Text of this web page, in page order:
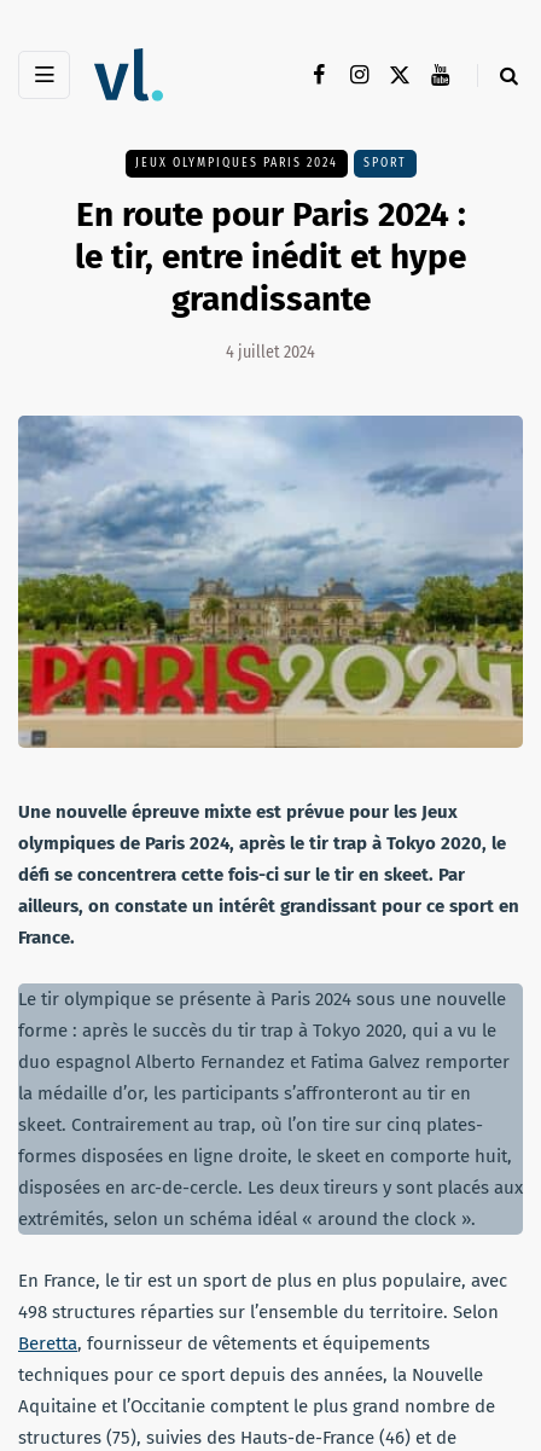
JEUX OLYMPIQUES PARIS 2024 SPORT
En route pour Paris 2024 :
le tir, entre inédit et hype
grandissante
4 juillet 2024
Une nouvelle épreuve mixte est prévue pour les Jeux
olympiques de Paris 2024, après le tir trap à Tokyo 2020, le
défi se concentrera cette fois-ci sur le tir en skeet. Par
ailleurs, on constate un intérêt grandissant pour ce sport en
France.
Le tir olympique se présente à Paris 2024 sous une nouvelle
forme : après le succès du tir trap à Tokyo 2020, qui a vu le
duo espagnol Alberto Fernandez et Fatima Galvez remporter
la médaille d’or, les participants s’affronteront au tir en
skeet. Contrairement au trap, où l’on tire sur cinq plates-
formes disposées en ligne droite, le skeet en comporte huit,
disposées en arc-de-cercle. Les deux tireurs y sont placés aux
extrémités, selon un schéma idéal « around the clock ».
En France, le tir est un sport de plus en plus populaire, avec
498 structures réparties sur l’ensemble du territoire. Selon
Beretta, fournisseur de vêtements et équipements
techniques pour ce sport depuis des années, la Nouvelle
Aquitaine et l’Occitanie comptent le plus grand nombre de
structures (75), suivies des Hauts-de-France (46) et de